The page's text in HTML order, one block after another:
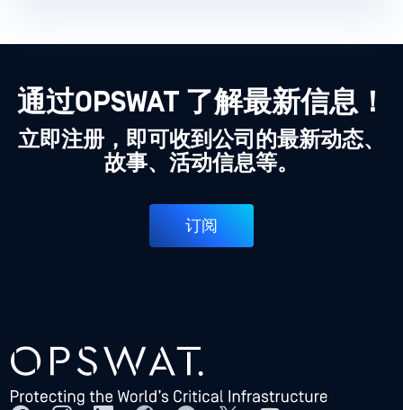
通过OPSWAT 了解最新信息！
立即注册，即可收到公司的最新动态、
故事、活动信息等。
订阅